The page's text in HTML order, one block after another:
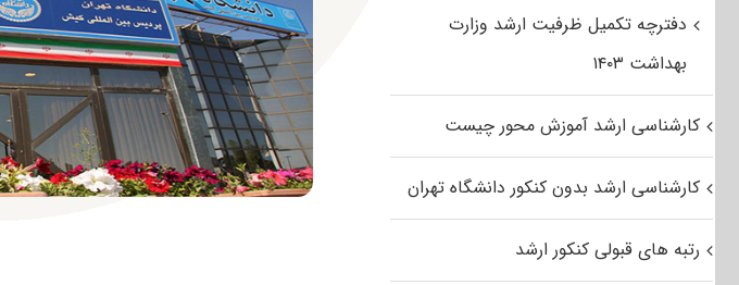
دفترچه تکمیل ظرفیت ارشد وزارت
بهداشت ۱۴۰۳
کارشناسی ارشد آموزش محور چیست
کارشناسی ارشد بدون کنکور دانشگاه تهران
رتبه های قبولی کنکور ارشد